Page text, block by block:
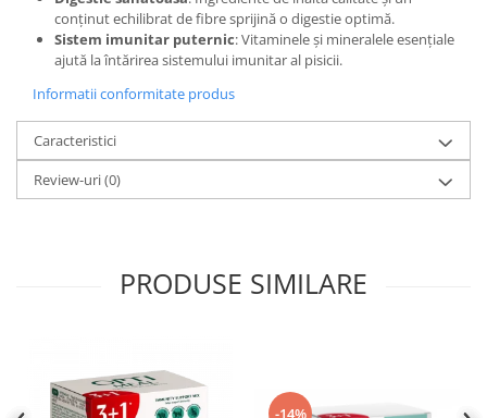
conținut echilibrat de fibre sprijină o digestie optimă.
Sistem imunitar puternic: Vitaminele și mineralele esențiale
ajută la întărirea sistemului imunitar al pisicii.
Informatii conformitate produs
Caracteristici
Review-uri(0)
PRODUSE SIMILARE
-14%